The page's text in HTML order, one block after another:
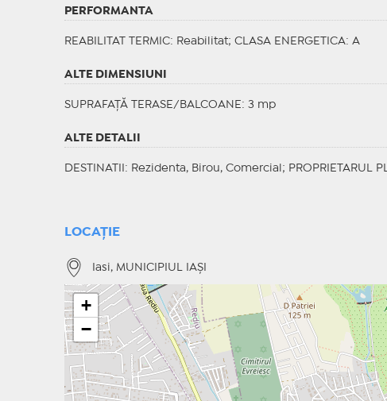
PERFORMANTA
REABILITAT TERMIC: Reabilitat; CLASA ENERGETICA: A
ALTE DIMENSIUNI
SUPRAFAȚĂ TERASE/BALCOANE: 3 mp
ALTE DETALII
DESTINATII : Rezidenta, Birou, Comercial; PROPRIETARUL
LOCAȚIE
Iasi, MUNICIPIUL IAŞI
+
−